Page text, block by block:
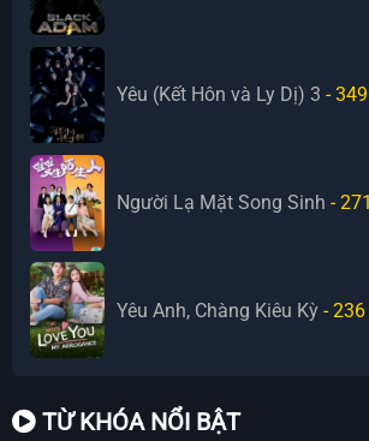
Yêu (Kết Hôn và Ly Dị) 3 - 349
Người Lạ Mặt Song Sinh - 271
Yêu Anh, Chàng Kiêu Kỳ - 236
TỪ KHÓA NỔI BẬT